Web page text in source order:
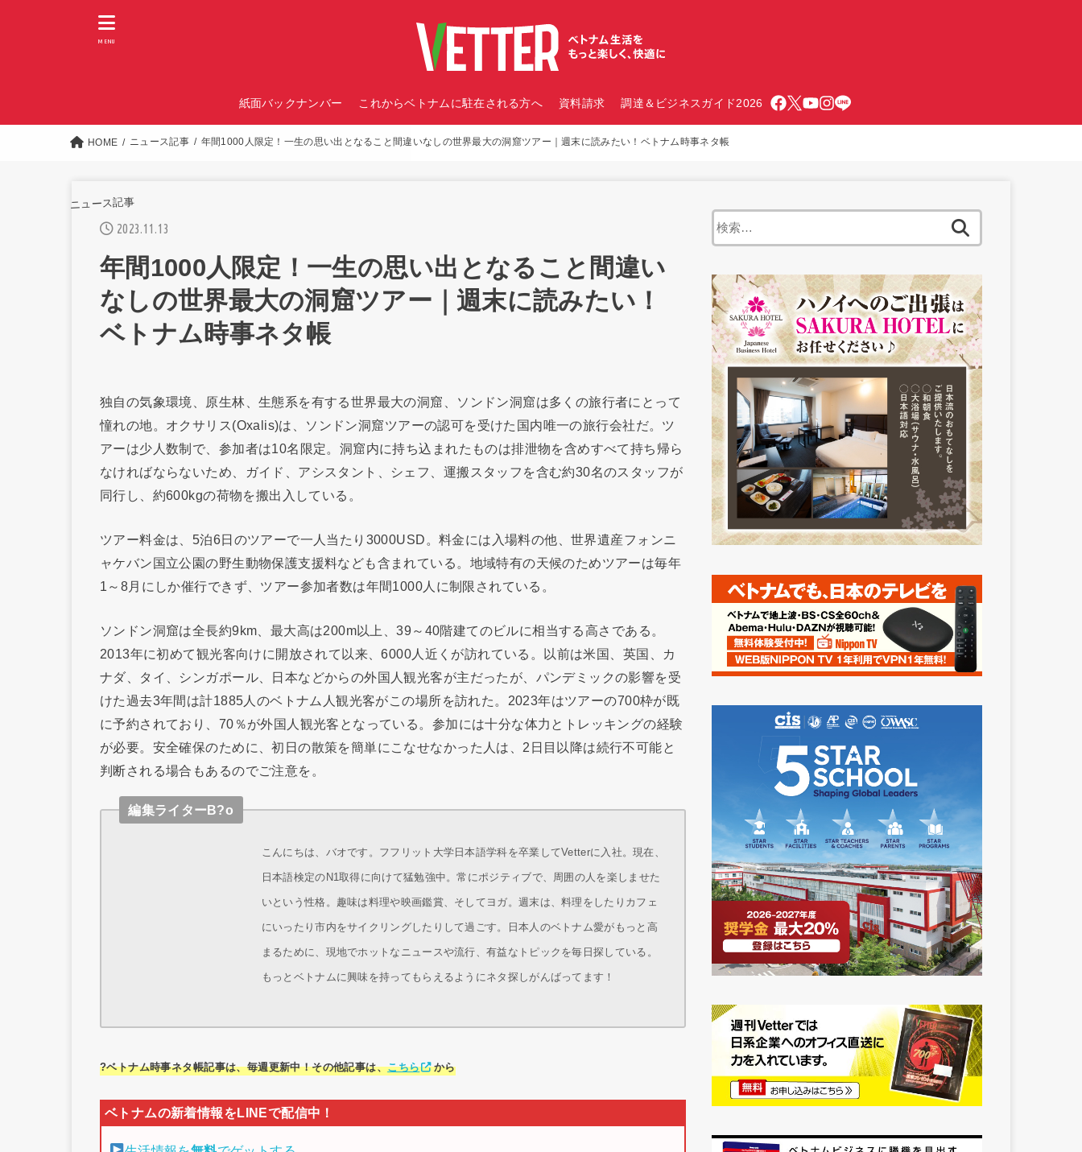
紙面バックナンバー これからベトナムに駐在される方へ 資料請求 調達＆ビジネスガイド2026
MENU
HOME ニュース記事 年間1000人限定！一生の思い出となること間違いなしの世界最大の洞窟ツアー｜週末に読みたい！ベトナム時事ネタ帳
ニュース記事
2023.11.13
年間1000人限定！一生の思い出となること間違い
なしの世界最大の洞窟ツアー｜週末に読みたい！
ベトナム時事ネタ帳
独自の気象環境、原生林、生態系を有する世界最大の洞窟、ソンドン洞窟は多くの旅行者にとって
憧れの地。オクサリス(Oxalis)は、ソンドン洞窟ツアーの認可を受けた国内唯一の旅行会社だ。ツ
アーは少人数制で、参加者は10名限定。洞窟内に持ち込まれたものは排泄物を含めすべて持ち帰ら
なければならないため、ガイド、アシスタント、シェフ、運搬スタッフを含む約30名のスタッフが
同行し、約600kgの荷物を搬出入している。
ツアー料金は、5泊6日のツアーで一人当たり3000USD。料金には入場料の他、世界遺産フォンニ
ャケバン国立公園の野生動物保護支援料なども含まれている。地域特有の天候のためツアーは毎年
1～8月にしか催行できず、ツアー参加者数は年間1000人に制限されている。
ソンドン洞窟は全長約9km、最大高は200m以上、39～40階建てのビルに相当する高さである。
2013年に初めて観光客向けに開放されて以来、6000人近くが訪れている。以前は米国、英国、カ
ナダ、タイ、シンガポール、日本などからの外国人観光客が主だったが、パンデミックの影響を受
けた過去3年間は計1885人のベトナム人観光客がこの場所を訪れた。2023年はツアーの700枠が既
に予約されており、70％が外国人観光客となっている。参加には十分な体力とトレッキングの経験
が必要。安全確保のために、初日の散策を簡単にこなせなかった人は、2日目以降は続行不可能と
判断される場合もあるのでご注意を。
編集ライターB?o
こんにちは、バオです。フフリット大学日本語学科を卒業してVetterに入社。現在、
日本語検定のN1取得に向けて猛勉強中。常にポジティブで、周囲の人を楽しませた
いという性格。趣味は料理や映画鑑賞、そしてヨガ。週末は、料理をしたりカフェ
にいったり市内をサイクリングしたりして過ごす。日本人のベトナム愛がもっと高
まるために、現地でホットなニュースや流行、有益なトピックを毎日探している。
もっとベトナムに興味を持ってもらえるようにネタ探しがんばってます！
?ベトナム時事ネタ帳記事は、毎週更新中！その他記事は、こちら から